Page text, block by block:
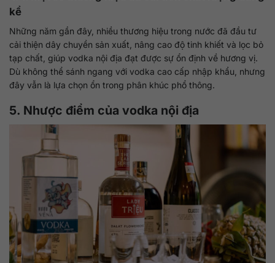
kể
Những năm gần đây, nhiều thương hiệu trong nước đã đầu tư
cải thiện dây chuyền sản xuất, nâng cao độ tinh khiết và lọc bỏ
tạp chất, giúp vodka nội địa đạt được sự ổn định về hương vị.
Dù không thể sánh ngang với vodka cao cấp nhập khẩu, nhưng
đây vẫn là lựa chọn ổn trong phân khúc phổ thông.
5. Nhược điểm của vodka nội địa